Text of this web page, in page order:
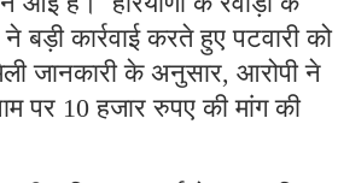
बड़ी कार्रवाई करते हुए पटवारी को
जानकारी के अनुसार, आरोपी ने
पर 10 हजार रुपए की मांग की